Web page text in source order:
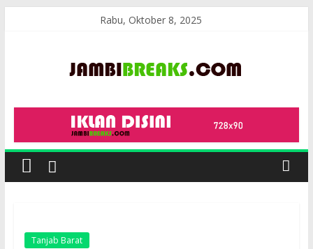
Rabu, Oktober 8, 2025
JambiBreaks
Tanjab Barat